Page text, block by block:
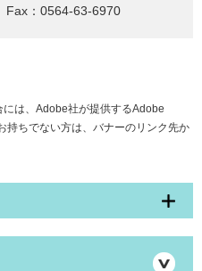
Fax：0564-63-6970
は、Adobe社が提供するAdobe
持ちでない方は、バナーのリンク先か